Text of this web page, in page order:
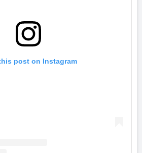
post on Instagram